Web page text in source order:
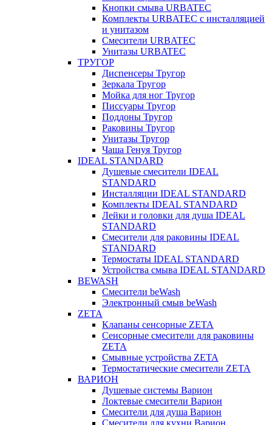
Кнопки смыва URBATEC
Комплекты URBATEC с инсталляцией
и унитазом
Смесители URBATEC
Унитазы URBATEC
ТРУГОР
Диспенсеры Тругор
Зеркала Тругор
Мойка для ног Тругор
Писсуары Тругор
Поддоны Тругор
Раковины Тругор
Унитазы Тругор
Чаша Генуя Тругор
IDEAL STANDARD
Душевые смесители IDEAL
STANDARD
Инсталляции IDEAL STANDARD
Комплекты IDEAL STANDARD
Лейки и головки для душа IDEAL
STANDARD
Смесители для раковины IDEAL
STANDARD
Термостаты IDEAL STANDARD
Устройства смыва IDEAL STANDARD
BEWASH
Смесители beWash
Электронный смыв beWash
ZETA
Клапаны сенсорные ZETA
Сенсорные смесители для раковины
ZETA
Смывные устройства ZETA
Термостатические смесители ZETA
ВАРИОН
Душевые системы Варион
Локтевые смесители Варион
Смесители для душа Варион
Смесители для кухни Варион